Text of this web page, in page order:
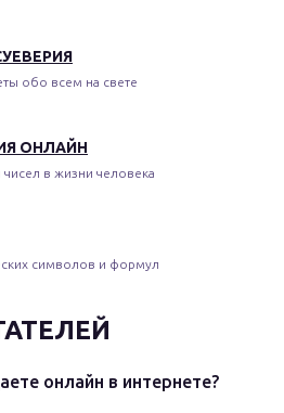
обо всем на свете
ОНЛАЙН
в жизни человека
символов и формул
онлайн в интернете?